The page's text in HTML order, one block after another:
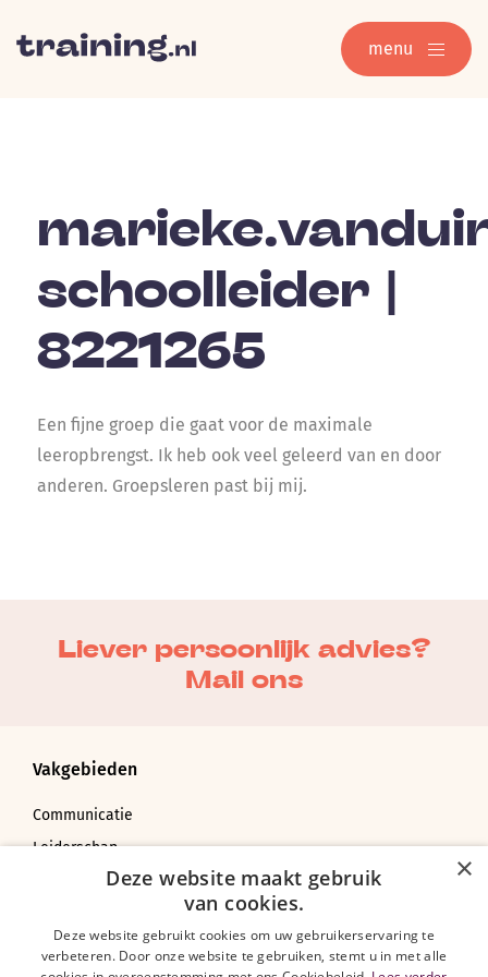
menu
schoolleider |
8221265
Een fijne groep die gaat voor de maximale
leeropbrengst. Ik heb ook veel geleerd van en door
anderen. Groepsleren past bij mij.
Vakgebieden
Communicatie
Leiderschap
Coachen, adviseren en veranderen
Liever persoonlijk advies?
Mail ons
×
Deze website maakt gebruik
van cookies.
Deze website gebruikt cookies om uw gebruikerservaring te
verbeteren. Door onze website te gebruiken, stemt u in met alle